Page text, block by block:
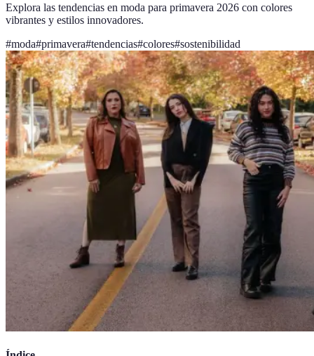
Explora las tendencias en moda para primavera 2026 con colores
vibrantes y estilos innovadores.
#moda#primavera#tendencias#colores#sostenibilidad